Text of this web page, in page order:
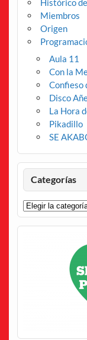
Miembros
Origen
Aula 11
Con la
Confieso
Disco
La Hora
Pikadillo
SE
Categorías
Categorías